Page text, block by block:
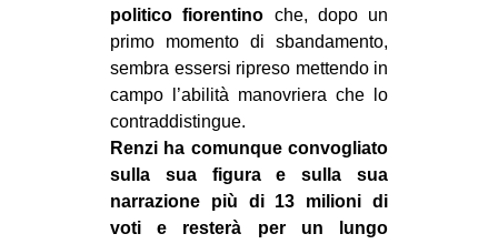
politico fiorentino che, dopo un
primo momento di sbandamento,
sembra essersi ripreso mettendo in
campo l’abilità manovriera che lo
contraddistingue.
Renzi ha comunque convogliato
sulla sua figura e sulla sua
narrazione più di 13 milioni di
voti e resterà per un lungo